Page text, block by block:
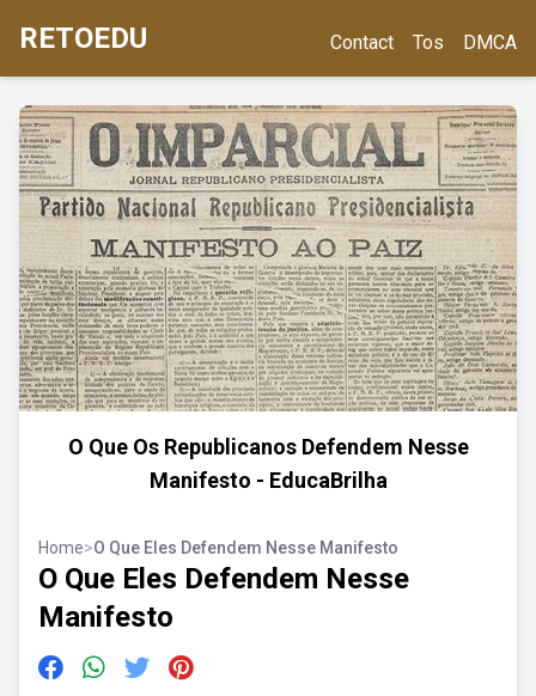
RETOEDU Contact Tos DMCA
O Que Os Republicanos Defendem Nesse
Manifesto - EducaBrilha
Home>O Que Eles Defendem Nesse Manifesto
O Que Eles Defendem Nesse
Manifesto